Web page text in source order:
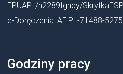
EPUAP: /n2289fghqy/SkrytkaESP
e-Doręczenia: AE:PL-71488-
Godziny pracy